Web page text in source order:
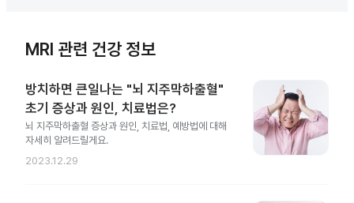
MRI 관련 건강 정보
방치하면 큰일나는 "뇌 지주막하출혈"
초기 증상과 원인, 치료법은?
뇌 지주막하출혈 증상과 원인, 치료법, 예방법에 대해
자세히 알려드릴게요.
2023.12.29